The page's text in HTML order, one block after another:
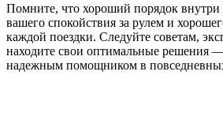
Помните, что хороший порядок
вашего спокойствия за рулем и
каждой поездки. Следуйте советам,
находите свои оптимальные решения
надежным помощником в